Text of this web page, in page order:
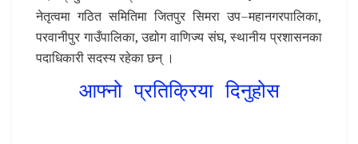
नेतृत्वमा गठित समितिमा जितपुर सिमरा उप–महानगरपालिका,
परवानीपुर गाउँपालिका, उद्योग वाणिज्य संघ, स्थानीय प्रशासनका
पदाधिकारी सदस्य रहेका छन् ।
आफ्नो प्रतिक्रिया दिनुहोस